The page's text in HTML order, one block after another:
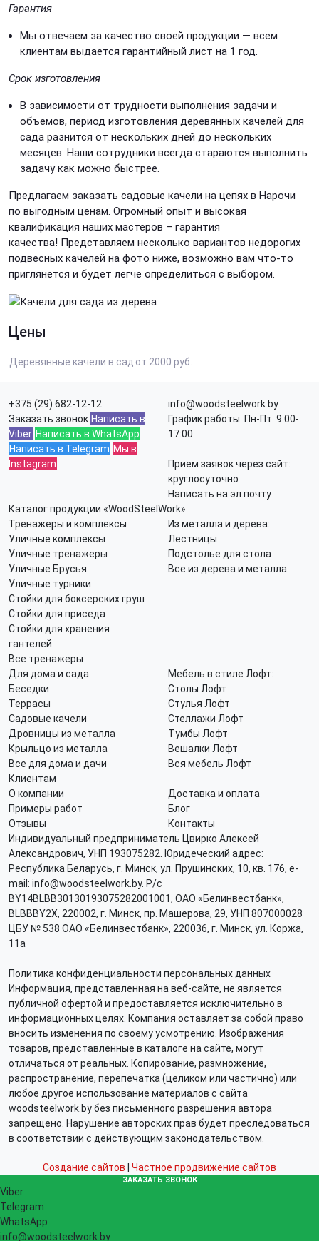
Гарантия
Мы отвечаем за качество своей продукции — всем
клиентам выдается гарантийный лист на 1 год.
Срок изготовления
В зависимости от трудности выполнения задачи и
объемов, период изготовления деревянных качелей для
сада разнится от нескольких дней до нескольких
месяцев. Наши сотрудники всегда стараются выполнить
задачу как можно быстрее.
Предлагаем заказать садовые качели на цепях в Нарочи
по выгодным ценам. Огромный опыт и высокая
квалификация наших мастеров – гарантия
качества! Представляем несколько вариантов недорогих
подвесных качелей на фото ниже, возможно вам что-то
приглянется и будет легче определиться с выбором.
Цены
Деревянные качели в сад от 2000 руб.
+375 (29) 682-12-12
Заказать звонок Написать в
Viber Написать в WhatsApp
Написать в Telegram Мы в
Instagram
info@woodsteelwork.by
График работы: Пн-Пт: 9:00-
17:00
Прием заявок через сайт:
круглосуточно
Написать на эл.почту
Каталог продукции «WoodSteelWork»
Тренажеры и комплексы
Уличные комплексы
Уличные тренажеры
Уличные Брусья
Уличные турники
Стойки для боксерских груш
Стойки для приседа
Стойки для хранения
гантелей
Все тренажеры
Из металла и дерева:
Лестницы
Подстолье для стола
Все из дерева и металла
Для дома и сада:
Беседки
Террасы
Садовые качели
Дровницы из металла
Крыльцо из металла
Все для дома и дачи
Мебель в стиле Лофт:
Столы Лофт
Стулья Лофт
Стеллажи Лофт
Тумбы Лофт
Вешалки Лофт
Вся мебель Лофт
Клиентам
О компании
Доставка и оплата
Примеры работ
Блог
Отзывы
Контакты
Индивидуальный предприниматель Цвирко Алексей
Александрович, УНП 193075282. Юридеческий адрес:
Республика Беларусь, г. Минск, ул. Прушинских, 10, кв. 176, e-
mail: info@woodsteelwork.by. Р/с
BY14BLBB30130193075282001001, ОАО «Белинвестбанк»,
BLBBBY2X, 220002, г. Минск, пр. Машерова, 29, УНП 807000028
ЦБУ № 538 ОАО «Белинвестбанк», 220036, г. Минск, ул. Коржа,
11а
Политика конфиденциальности персональных данных
Информация, представленная на веб-сайте, не является
публичной офертой и предоставляется исключительно в
информационных целях. Компания оставляет за собой право
вносить изменения по своему усмотрению. Изображения
товаров, представленные в каталоге на сайте, могут
отличаться от реальных. Копирование, размножение,
распространение, перепечатка (целиком или частично) или
любое другое использование материалов с сайта
woodsteelwork.by без письменного разрешения автора
запрещено. Нарушение авторских прав будет преследоваться
в соответствии с действующим законодательством.
Создание сайтов Частное продвижение сайтов
ЗАКАЗАТЬ ЗВОНОК
Viber
Telegram
WhatsApp
info@woodsteelwork.by